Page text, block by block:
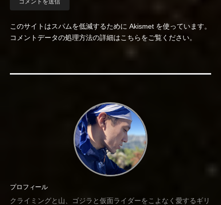
このサイトはスパムを低減するために Akismet を使っています。
コメントデータの処理方法の詳細はこちらをご覧ください。
プロフィール
クライミングと山、ゴジラと仮面ライダーをこよなく愛するギリ